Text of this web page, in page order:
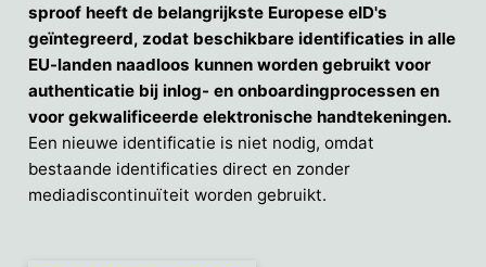
sproof heeft de belangrijkste Europese eID's
geïntegreerd, zodat beschikbare identificaties in alle
EU-landen naadloos kunnen worden gebruikt voor
authenticatie bij inlog- en onboardingprocessen en
voor gekwalificeerde elektronische handtekeningen.
Een nieuwe identificatie is niet nodig, omdat
bestaande identificaties direct en zonder
mediadiscontinuïteit worden gebruikt.